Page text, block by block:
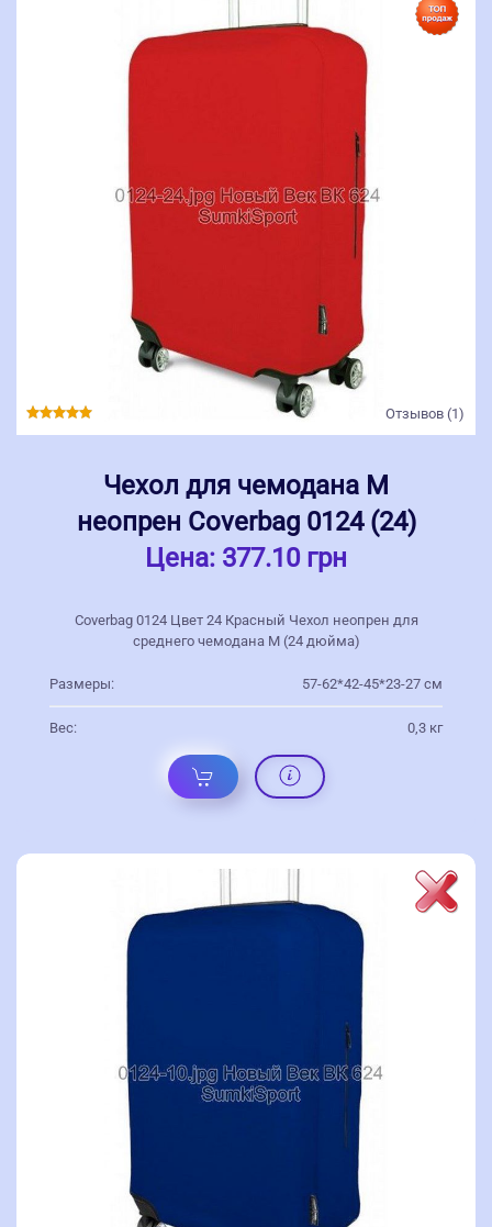
Отзывов (1)
Чехол для чемодана M
неопрен Coverbag 0124 (24)
Цена: 377.10 грн
Coverbag 0124 Цвет 24 Красный Чехол неопрен для
среднего чемодана M (24 дюйма)
Размеры: 57-62*42-45*23-27 см
Вес: 0,3 кг